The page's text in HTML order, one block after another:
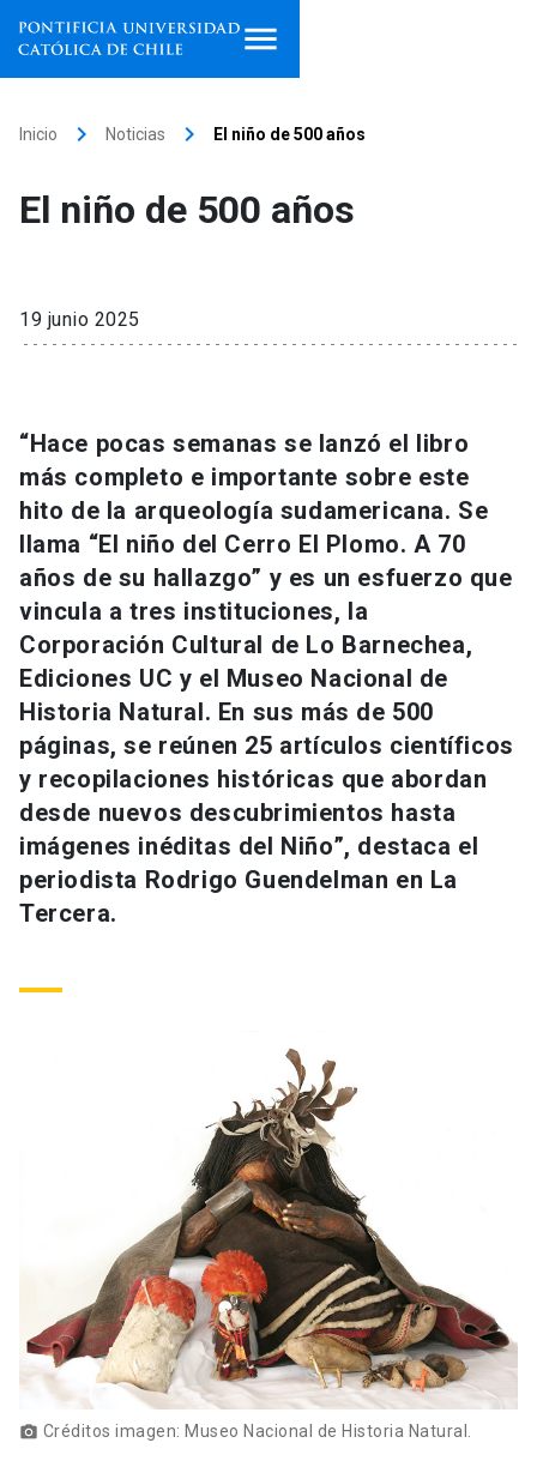
Facultades, escuelas e
Investigación
Extensión
Vinculación
Universidad
Información para keyboard_arrow_down
Futuros estudiantes
Estudiantes
Académicos
Personal
Alumni
Go to english site launch
ACCESOS DIRECTOS
Admisión launch
Mi Cuenta UC launch
Correo UC launch
Medios
Inicio keyboard_arrow_right Noticias keyboard_arrow_right El niño de 500 años
El niño de 500 años
19 junio 2025
“Hace pocas semanas se lanzó el libro
más completo e importante sobre este
hito de la arqueología sudamericana. Se
llama “El niño del Cerro El Plomo. A 70
años de su hallazgo” y es un esfuerzo que
vincula a tres instituciones, la
Corporación Cultural de Lo Barnechea,
Ediciones UC y el Museo Nacional de
Historia Natural. En sus más de 500
páginas, se reúnen 25 artículos científicos
y recopilaciones históricas que abordan
desde nuevos descubrimientos hasta
imágenes inéditas del Niño”, destaca el
periodista Rodrigo Guendelman en La
Tercera.
photo_camera Créditos imagen: Museo Nacional de Historia Natural.